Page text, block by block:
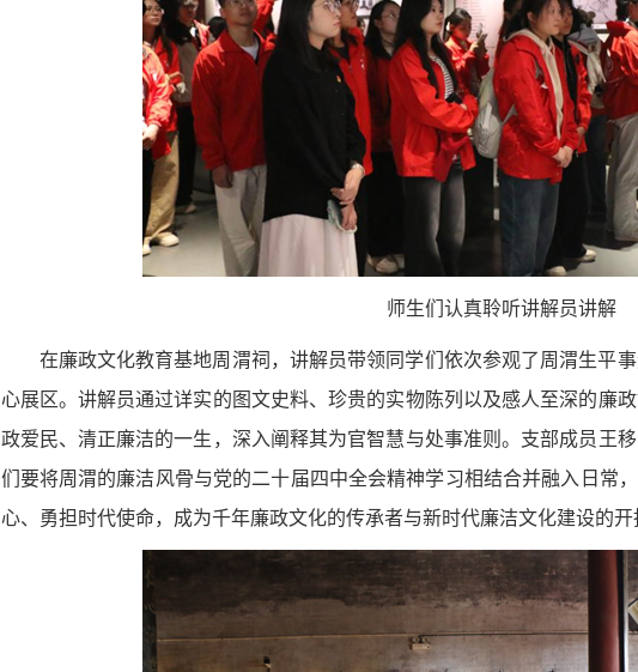
师生们认真聆听讲解员讲解
在廉政文化教育基地周渭祠，讲解员带领同学们依次参观了周渭生平
心展区。讲解员通过详实的图文史料、珍贵的实物陈列以及感人至深的廉
政爱民、清正廉洁的一生，深入阐释其为官智慧与处事准则。支部成员王
们要将周渭的廉洁风骨与党的二十届四中全会精神学习相结合并融入日常
心、勇担时代使命，成为千年廉政文化的传承者与新时代廉洁文化建设的开